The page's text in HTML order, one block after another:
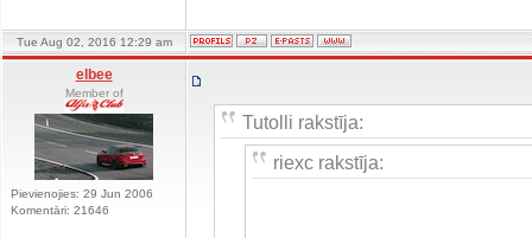
Tue Aug 02, 2016 12:29 am
elbee
Member of
Pievienojies: 29 Jun 2006
Komentāri: 21646
Tutolli rakstīja:
riexc rakstīja: